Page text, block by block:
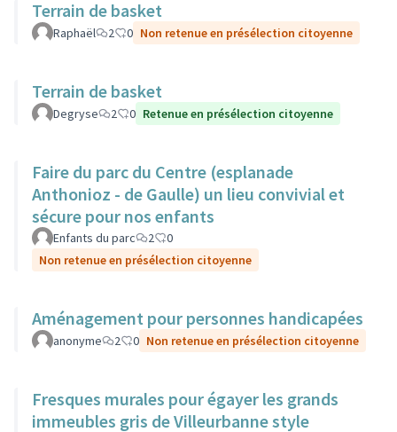
Terrain de basket
Raphaël 2 0 Non retenue en présélection citoyenne
Terrain de basket
Degryse 2 0 Retenue en présélection citoyenne
Faire du parc du Centre (esplanade
Anthonioz - de Gaulle) un lieu convivial et
sécure pour nos enfants
Enfants du parc 2
0
Non retenue en présélection citoyenne
Aménagement pour personnes handicapées
anonyme 2 0 Non retenue en présélection citoyenne
Fresques murales pour égayer les grands
immeubles gris de Villeurbanne style